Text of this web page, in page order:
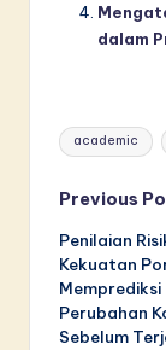
dalam
Tags:
academic
Post
Previous
Penilaian
Kekuatan
Memprediksi
Perubahan
Sebelum